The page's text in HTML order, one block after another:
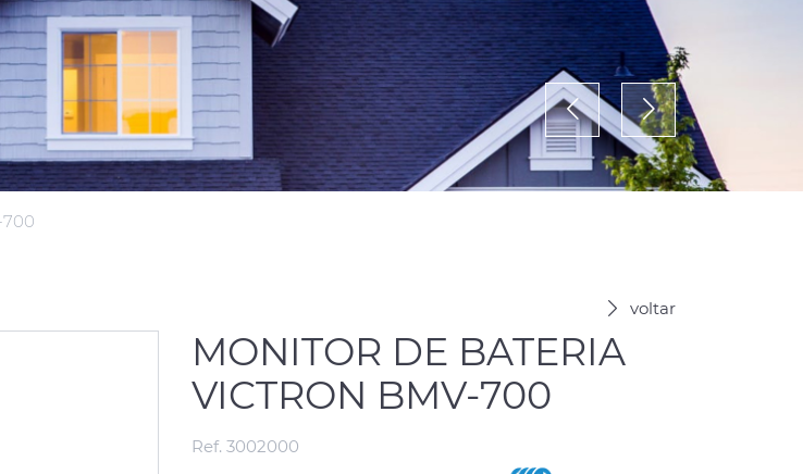
voltar
MONITOR DE BATERIA
VICTRON BMV-700
Ref. 3002000